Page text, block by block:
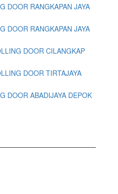
DOOR RANGKAPAN JAYA
DOOR RANGKAPAN JAYA
DOOR CILANGKAP
DOOR TIRTAJAYA
DOOR ABADIJAYA DEPOK